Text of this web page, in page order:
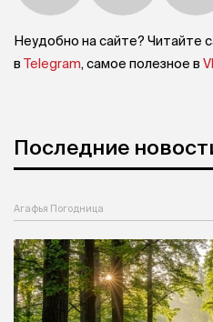
Неудобно на сайте? Читайте
в Telegram, самое полезное в
Последние
Агафья Погодница